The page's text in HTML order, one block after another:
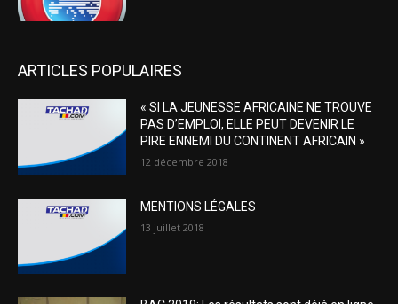
ARTICLES POPULAIRES
« SI LA JEUNESSE AFRICAINE NE TROUVE
PAS D’EMPLOI, ELLE PEUT DEVENIR LE
PIRE ENNEMI DU CONTINENT AFRICAIN »
12 décembre 2018
MENTIONS LÉGALES
13 juillet 2018